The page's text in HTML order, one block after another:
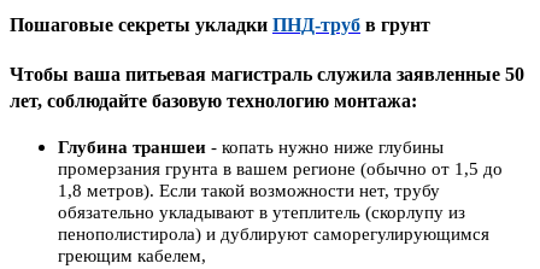
Пошаговые секреты укладки ПНД-труб в грунт
Чтобы ваша питьевая магистраль служила заявленные 50
лет, соблюдайте базовую технологию монтажа:
Глубина траншеи - копать нужно ниже глубины
промерзания грунта в вашем регионе (обычно от 1,5 до
1,8 метров). Если такой возможности нет, трубу
обязательно укладывают в утеплитель (скорлупу из
пенополистирола) и дублируют саморегулирующимся
греющим кабелем,